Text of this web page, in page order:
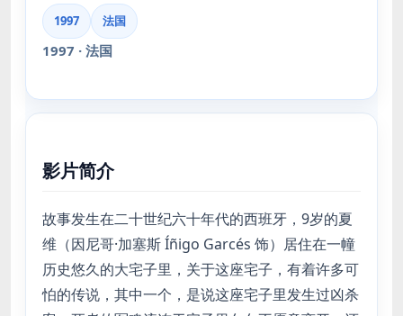
1997 法国
1997 · 法国
影片简介
故事发生在二十世纪六十年代的西班牙，9岁的夏
维（因尼哥·加塞斯 Íñigo Garcés 饰）居住在一幢
历史悠久的大宅子里，关于这座宅子，有着许多可
怕的传说，其中一个，是说这座宅子里发生过凶杀